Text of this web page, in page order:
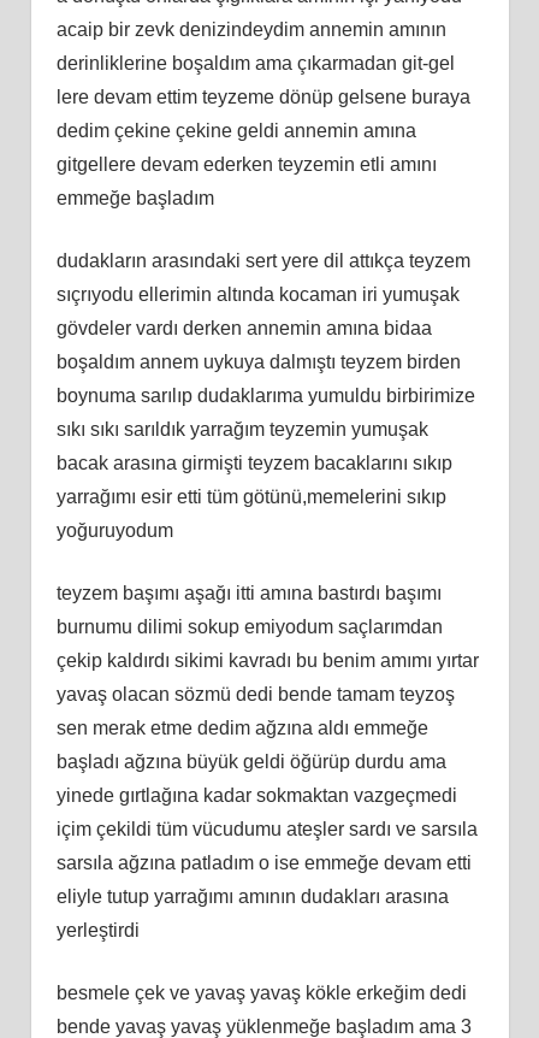
acaip bir zevk denizindeydim annemin amının
derinliklerine boşaldım ama çıkarmadan git-gel
lere devam ettim teyzeme dönüp gelsene buraya
dedim çekine çekine geldi annemin amına
gitgellere devam ederken teyzemin etli amını
emmeğe başladım
dudakların arasındaki sert yere dil attıkça teyzem
sıçrıyodu ellerimin altında kocaman iri yumuşak
gövdeler vardı derken annemin amına bidaa
boşaldım annem uykuya dalmıştı teyzem birden
boynuma sarılıp dudaklarıma yumuldu birbirimize
sıkı sıkı sarıldık yarrağım teyzemin yumuşak
bacak arasına girmişti teyzem bacaklarını sıkıp
yarrağımı esir etti tüm götünü,memelerini sıkıp
yoğuruyodum
teyzem başımı aşağı itti amına bastırdı başımı
burnumu dilimi sokup emiyodum saçlarımdan
çekip kaldırdı sikimi kavradı bu benim amımı yırtar
yavaş olacan sözmü dedi bende tamam teyzoş
sen merak etme dedim ağzına aldı emmeğe
başladı ağzına büyük geldi öğürüp durdu ama
yinede gırtlağına kadar sokmaktan vazgeçmedi
içim çekildi tüm vücudumu ateşler sardı ve sarsıla
sarsıla ağzına patladım o ise emmeğe devam etti
eliyle tutup yarrağımı amının dudakları arasına
yerleştirdi
besmele çek ve yavaş yavaş kökle erkeğim dedi
bende yavaş yavaş yüklenmeğe başladım ama 3